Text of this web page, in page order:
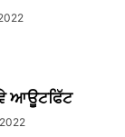
ਆਊਟਫਿੱਟ